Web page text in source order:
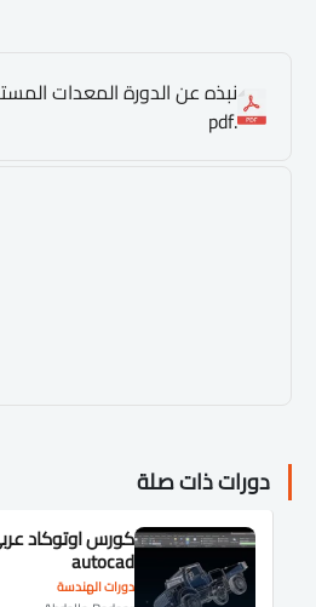
نبذه عن الدورة المعدات
.pdf
دورات ذات صلة
دورات الهندسة
كورس اوتوكاد
autocad